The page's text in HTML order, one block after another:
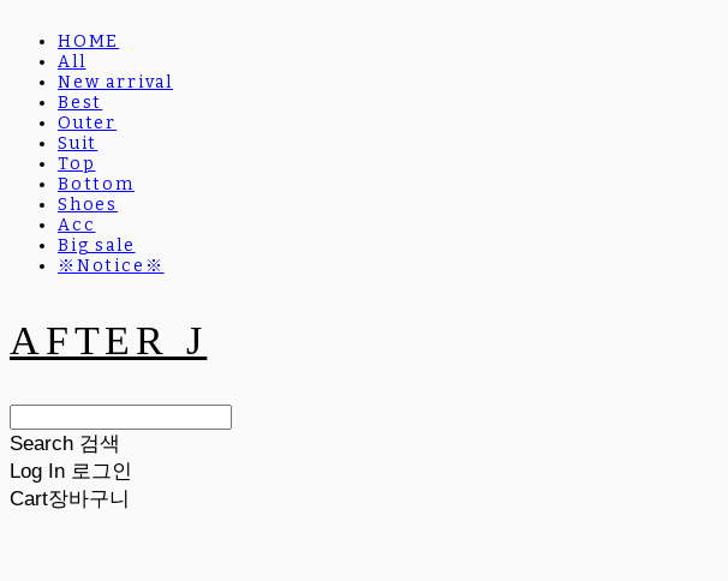
HOME
All
New arrival
Best
Outer
Suit
Top
Bottom
Shoes
Acc
Big sale
※Notice※
AFTER J
Search 검색
Log In 로그인
Cart장바구니